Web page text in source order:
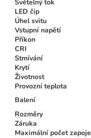
Světelný tok
LED čip
Úhel svitu
Vstupní napětí
Příkon
CRI
Stmívání
Krytí
Životnost
Provozní teplota
Balení
Rozměry
Záruka
Maximální počet